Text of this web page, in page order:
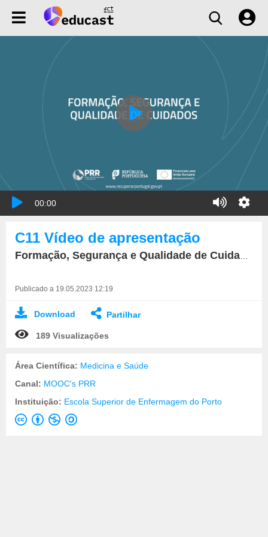
00:00
C11 Vídeo de apresentação
Formação, Segurança e Qualidade de Cuidados
Publicado a 19.05.2023 12:19
Download Partilhar
189 Visualizações
Área Científica: Medicina e Saúde
Canal: MOOC's PRR
Instituição: Escola Superior de Enfermagem do Porto